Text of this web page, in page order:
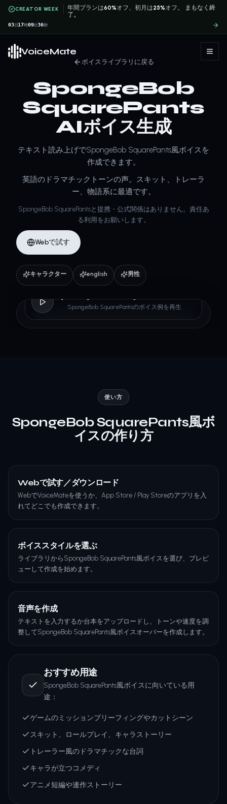
CREATOR WEEK 年間プランは60%オフ、初月は25%オフ。
まもなく終
了。
03日 17時09分36秒
VoiceMate
ボイスライブラリに戻る
SpongeBob
SquarePants
AIボイス生成
テキスト読み上げでSpongeBob SquarePants風ボイスを
作成できます。
英語のドラマチックトーンの声。スキット、トレーラ
ー、物語系に最適です。
SpongeBob SquarePantsと提携・公式関係はありません。責任あ
る利用をお願いします。
Webで試す
キャラクター english 男性
SpongeBob SquarePantsのボイス例を再生
使い方
SpongeBob SquarePants風ボ
イスの作り方
Webで試す／ダウンロード
WebでVoiceMateを使うか、App Store / Play Storeのアプリを入
れてどこでも作成できます。
ボイススタイルを選ぶ
ライブラリからSpongeBob SquarePants風ボイスを選び、プレビ
ューして作成を始めます。
音声を作成
テキストを入力するか台本をアップロードし、トーンや速度を調
整してSpongeBob SquarePants風ボイスオーバーを作成します。
おすすめ用途
SpongeBob SquarePants風ボイスに向いている用
途：
ゲームのミッションブリーフィングやカットシーン
スキット、ロールプレイ、キャラストーリー
トレーラー風のドラマチックな台詞
キャラが立つコメディ
アニメ短編や連作ストーリー